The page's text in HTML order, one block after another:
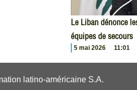
Le Liban dénonce
équipes de secours
5 mai 2026 11:01
latino-américaine S.A.